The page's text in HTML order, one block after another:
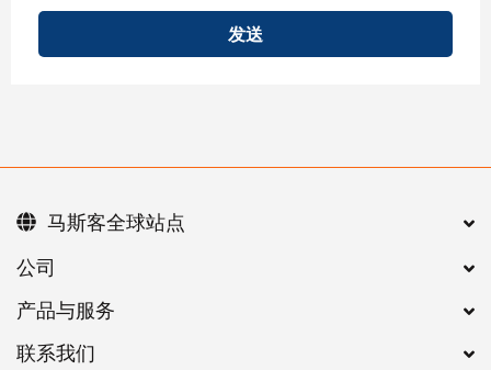
发送
公司
产品与服务
联系我们
马斯客全球站点